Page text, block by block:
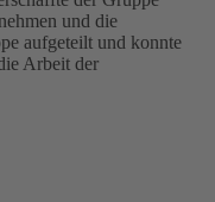
und die
aufgeteilt und konnte
Arbeit der